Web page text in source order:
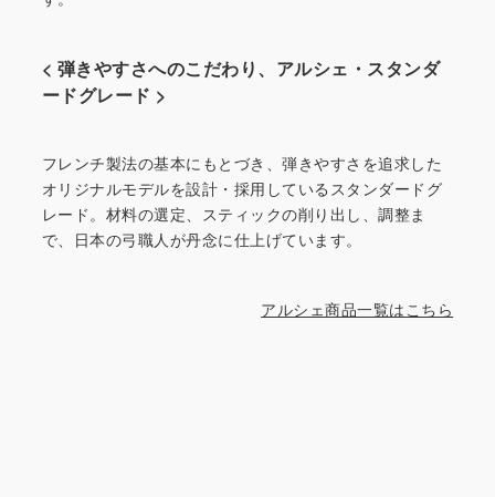
< 弾きやすさへのこだわり、アルシェ・スタンダ
ードグレード >
フレンチ製法の基本にもとづき、弾きやすさを追求した
オリジナルモデルを設計・採用しているスタンダードグ
レード。材料の選定、スティックの削り出し、調整ま
で、日本の弓職人が丹念に仕上げています。
アルシェ商品一覧はこちら